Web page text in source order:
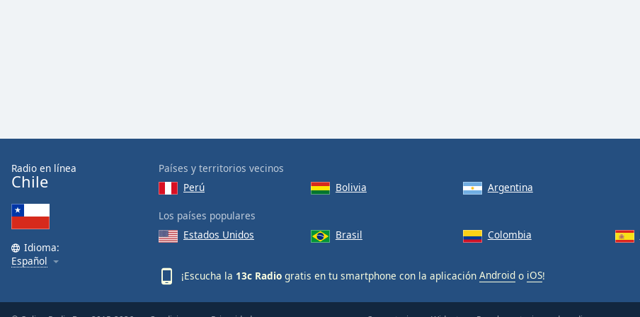
modal
Beginning
Escape
will
and
Radio en línea
Chile
Idioma:
Español
Países y territorios vecinos
Perú
Bolivia Argentina
Los países populares
Estados Unidos
Brasil Colombia
¡Escucha la 13c Radio gratis en tu smartphone con la aplicación Android o iOS!